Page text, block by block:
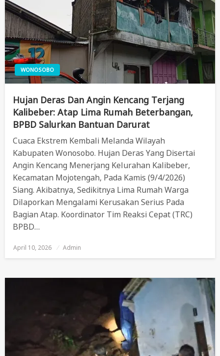
WONOSOBO
Hujan Deras Dan Angin Kencang Terjang
Kalibeber: Atap Lima Rumah Beterbangan,
BPBD Salurkan Bantuan Darurat
Cuaca Ekstrem Kembali Melanda Wilayah
Kabupaten Wonosobo. Hujan Deras Yang Disertai
Angin Kencang Menerjang Kelurahan Kalibeber,
Kecamatan Mojotengah, Pada Kamis (9/4/2026)
Siang. Akibatnya, Sedikitnya Lima Rumah Warga
Dilaporkan Mengalami Kerusakan Serius Pada
Bagian Atap. Koordinator Tim Reaksi Cepat (TRC)
BPBD…
Posted
On
April 10, 2026 Admin